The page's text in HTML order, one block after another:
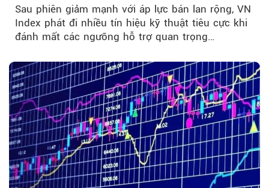
Sau phiên giảm mạnh với áp lực bán lan rộng, VN
Index phát đi nhiều tín hiệu kỹ thuật tiêu cực khi
đánh mất các ngưỡng hỗ trợ quan trọng…